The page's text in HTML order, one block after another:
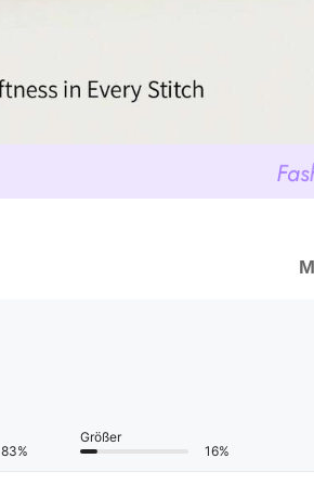
83%
Größer
16%